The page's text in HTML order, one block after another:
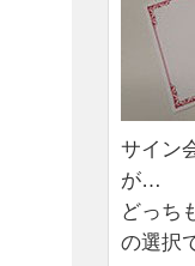
サイン
が…
どっち
の選択